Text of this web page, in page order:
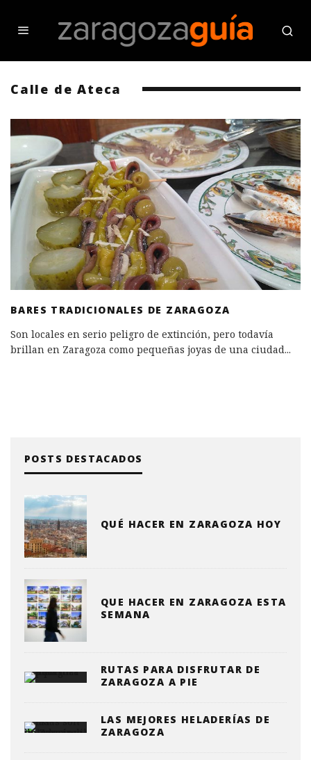
Calle de Ateca
BARES TRADICIONALES DE ZARAGOZA
Son locales en serio peligro de extinción, pero todavía
brillan en Zaragoza como pequeñas joyas de una ciudad...
POSTS DESTACADOS
QUÉ HACER EN ZARAGOZA HOY
QUE HACER EN ZARAGOZA ESTA
SEMANA
RUTAS PARA DISFRUTAR DE
ZARAGOZA A PIE
LAS MEJORES HELADERÍAS DE
ZARAGOZA